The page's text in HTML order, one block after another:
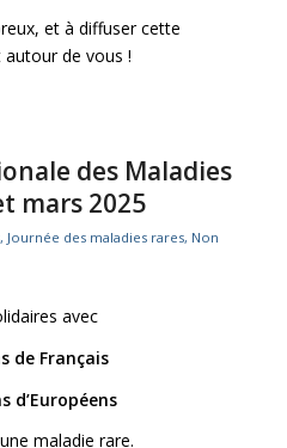
et à diffuser cette
de vous !
des Maladies
mars 2025
, Journée des maladies rares, Non
avec
de Français
d’Européens
maladie rare.